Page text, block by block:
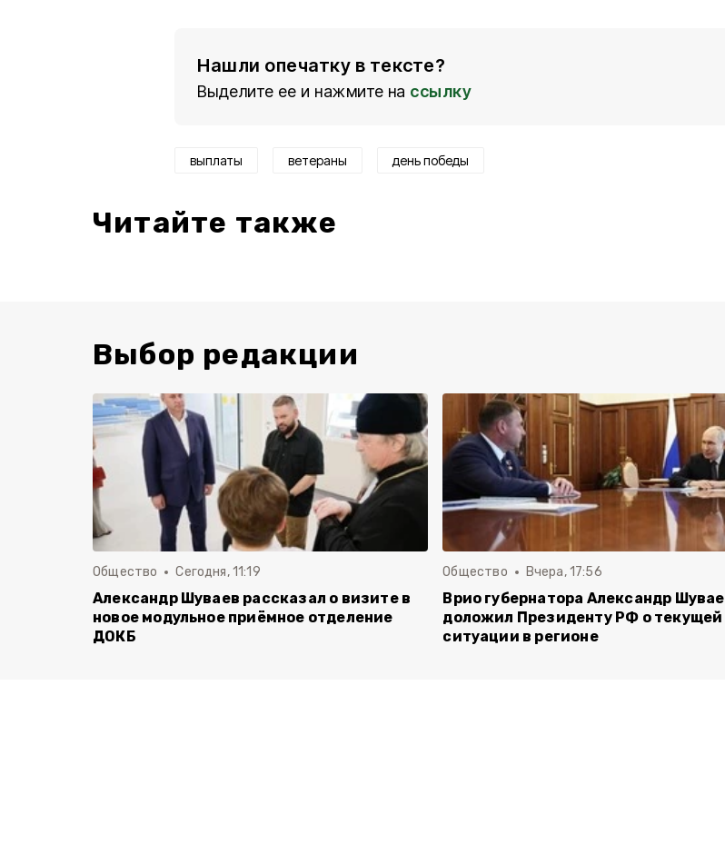
Нашли опечатку в тексте?
Выделите ее и нажмите на ссылку
выплаты ветераны день победы
Читайте также
Выбор редакции
Общество Сегодня, 11:19
Александр Шуваев рассказал о визите в
новое модульное приёмное отделение
ДОКБ
Общество Вчера, 17:56
Врио губернатора Александр
доложил Президенту РФ о текущей
ситуации в регионе